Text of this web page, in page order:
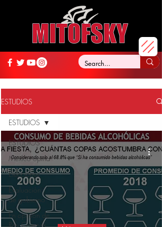
ESTUDIOS
ESTUDIOS
México opina
Elecciones
Evaluación
de gobierno
En opinión de
Roy Campos
ESTUDIOS